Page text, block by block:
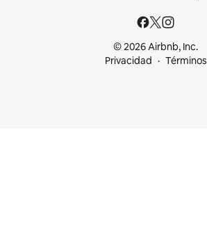
© 2026 Airbnb, Inc.
Privacidad
Términos